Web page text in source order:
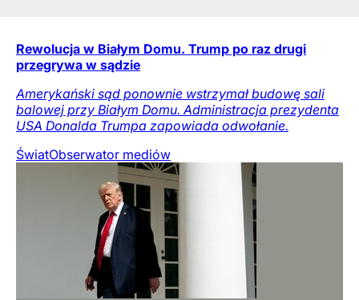
Rewolucja w Białym Domu. Trump po raz drugi
przegrywa w sądzie
Amerykański sąd ponownie wstrzymał budowę sali
balowej przy Białym Domu. Administracja prezydenta
USA Donalda Trumpa zapowiada odwołanie.
ŚwiatObserwator mediów